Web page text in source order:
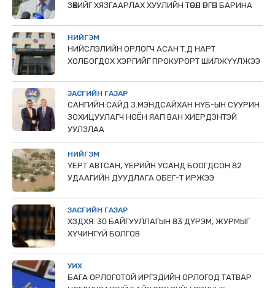
ЗӨӨХИЙГ ХЯЗГААРЛАХ ХУУЛИЙН ТӨСӨЛ ӨРГӨН БАРИНА
НИЙГЭМ
НИЙСЛЭЛИЙН ОРЛОГЧ АСАН Т.Д НАРТ
ХОЛБОГДОХ ХЭРГИЙГ ПРОКУРОРТ ШИЛЖҮҮЛЖЭЭ
ЗАСГИЙН ГАЗАР
САНГИЙН САЙД З.МЭНДСАЙХАН НҮБ-ЫН СУУРИН
ЗОХИЦУУЛАГЧ НОЁН ЯАП ВАН ХИЕРДЭНТЭЙ
УУЛЗЛАА
НИЙГЭМ
ҮЕРТ АВТСАН, ҮЕРИЙН УСАНД БООГДСОН 82
УДААГИЙН ДУУДЛАГА ОБЕГ-Т ИРЖЭЭ
ЗАСГИЙН ГАЗАР
ХЗДХЯ: 30 БАЙГУУЛЛАГЫН 83 ДҮРЭМ, ЖУРМЫГ
ХҮЧИНГҮЙ БОЛГОВ
УИХ
БАГА ОРЛОГОТОЙ ИРГЭДИЙН ОРЛОГОД ТАТВАР